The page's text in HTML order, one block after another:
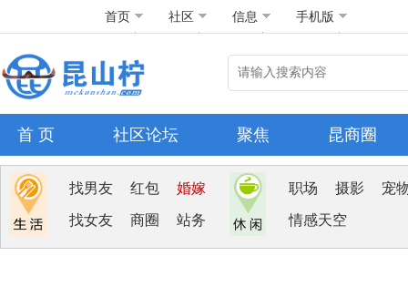
首页 社区 信息 手机版
首 页 社区论坛 聚焦 昆商圈
找男友 红包 婚嫁
找女友 商圈 站务
职场 摄影 宠
情感天空